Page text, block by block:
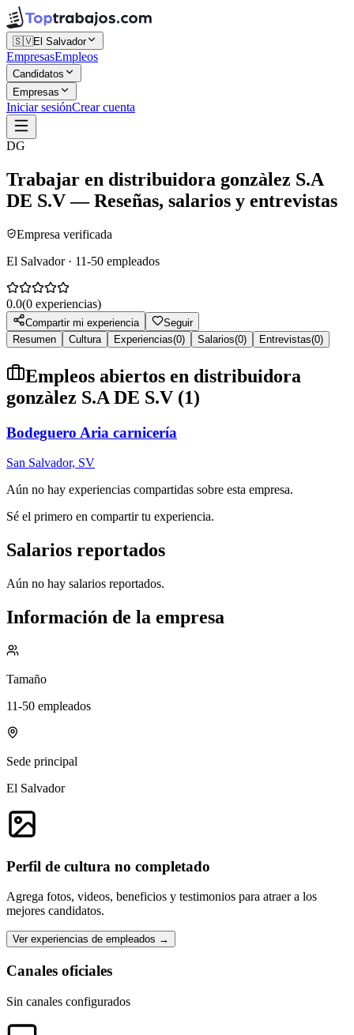
🇸🇻El Salvador
EmpresasEmpleos
Candidatos
Empresas
Iniciar sesiónCrear cuenta
DG
Trabajar en distribuidora gonzàlez S.A
DE S.V— Reseñas, salarios y entrevistas
Empresa verificada
El Salvador · 11-50 empleados
0.0(0 experiencias)
Compartir mi experiencia
Seguir
Resumen
Cultura Experiencias(0) Salarios(0) Entrevistas(0)
Empleos abiertos en distribuidora
gonzàlez S.A DE S.V (1)
Bodeguero Aria carnicería
San Salvador, SV
Aún no hay experiencias compartidas sobre esta empresa.
Sé el primero en compartir tu experiencia.
Salarios reportados
Aún no hay salarios reportados.
Información de la empresa
Tamaño
11-50 empleados
Sede principal
El Salvador
Perfil de cultura no completado
Agrega fotos, videos, beneficios y testimonios para atraer a los
mejores candidatos.
Ver experiencias de empleados →
Canales oficiales
Sin canales configurados